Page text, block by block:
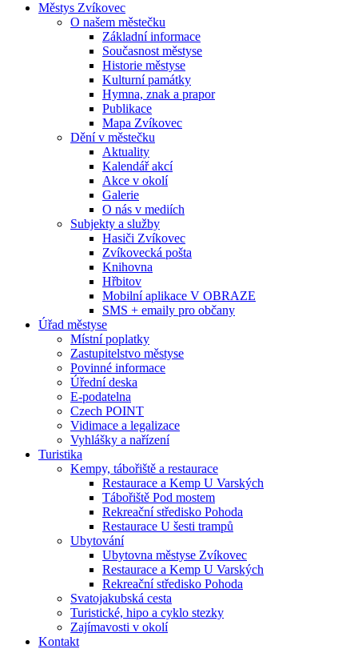
Městys Zvíkovec
O našem městečku
Základní informace
Současnost městyse
Historie městyse
Kulturní památky
Hymna, znak a prapor
Publikace
Mapa Zvíkovec
Dění v městečku
Aktuality
Kalendář akcí
Akce v okolí
Galerie
O nás v mediích
Subjekty a služby
Hasiči Zvíkovec
Zvíkovecká pošta
Knihovna
Hřbitov
Mobilní aplikace V OBRAZE
SMS + emaily pro občany
Úřad městyse
Místní poplatky
Zastupitelstvo městyse
Povinné informace
Úřední deska
E-podatelna
Czech POINT
Vidimace a legalizace
Vyhlášky a nařízení
Turistika
Kempy, tábořiště a restaurace
Restaurace a Kemp U Varských
Tábořiště Pod mostem
Rekreační středisko Pohoda
Restaurace U šesti trampů
Ubytování
Ubytovna městyse Zvíkovec
Restaurace a Kemp U Varských
Rekreační středisko Pohoda
Svatojakubská cesta
Turistické, hipo a cyklo stezky
Zajímavosti v okolí
Kontakt